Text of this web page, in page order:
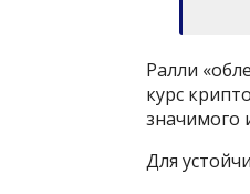
Ралли
курс
значимого
Для